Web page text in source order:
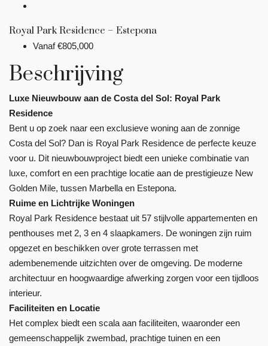
Royal Park Residence – Estepona
Vanaf€805,000
Beschrijving
Luxe Nieuwbouw aan de Costa del Sol: Royal Park
Residence
Bent u op zoek naar een exclusieve woning aan de zonnige
Costa del Sol? Dan is Royal Park Residence de perfecte keuze
voor u. Dit nieuwbouwproject biedt een unieke combinatie van
luxe, comfort en een prachtige locatie aan de prestigieuze New
Golden Mile, tussen Marbella en Estepona.
Ruime en Lichtrijke Woningen
Royal Park Residence bestaat uit 57 stijlvolle appartementen en
penthouses met 2, 3 en 4 slaapkamers. De woningen zijn ruim
opgezet en beschikken over grote terrassen met
adembenemende uitzichten over de omgeving. De moderne
architectuur en hoogwaardige afwerking zorgen voor een tijdloos
interieur.
Faciliteiten en Locatie
Het complex biedt een scala aan faciliteiten, waaronder een
gemeenschappelijk zwembad, prachtige tuinen en een